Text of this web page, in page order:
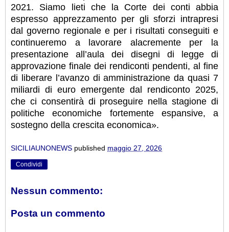
2021. Siamo lieti che la Corte dei conti abbia
espresso apprezzamento per gli sforzi intrapresi
dal governo regionale e per i risultati conseguiti e
continueremo a lavorare alacremente per la
presentazione all’aula dei disegni di legge di
approvazione finale dei rendiconti pendenti, al fine
di liberare l’avanzo di amministrazione da quasi 7
miliardi di euro emergente dal rendiconto 2025,
che ci consentirà di proseguire nella stagione di
politiche economiche fortemente espansive, a
sostegno della crescita economica».
SICILIAUNONEWS published maggio 27, 2026
Condividi
Nessun commento:
Posta un commento